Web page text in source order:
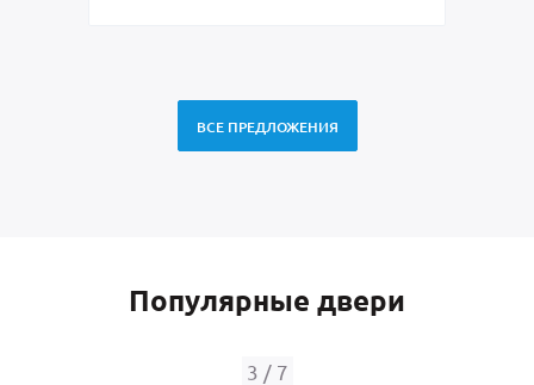
ВСЕ ПРЕДЛОЖЕНИЯ
Популярные двери
4 / 7